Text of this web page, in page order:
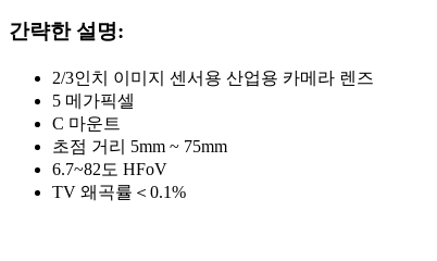
간략한 설명:
2/3인치 이미지 센서용 산업용 카메라 렌즈
5 메가픽셀
C 마운트
초점 거리 5mm ~ 75mm
6.7~82도 HFoV
TV 왜곡률＜0.1%